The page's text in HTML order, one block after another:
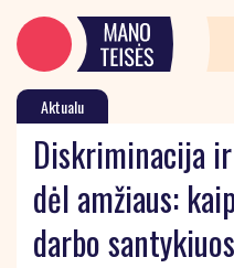
Aktualu
Diskriminacija
dėl amžiaus:
darbo